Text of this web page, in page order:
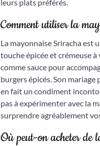
leurs plats préférés.
Comment utiliser la
La mayonnaise Sriracha
touche épicée et crémeuse
comme sauce pour
burgers épicés. Son
en fait un condiment
pas à expérimenter avec la
surprendre agréablement
Où peut-on acheter de